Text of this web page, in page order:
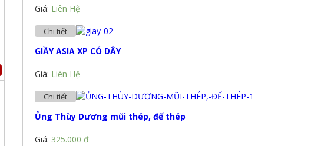
Giá: Liên Hệ
Chi tiết
GIẦY ASIA XP CÓ DÂY
Giá: Liên Hệ
Chi tiết
Ủng Thùy Dương mũi thép, đế thép
Giá: 325.000 đ